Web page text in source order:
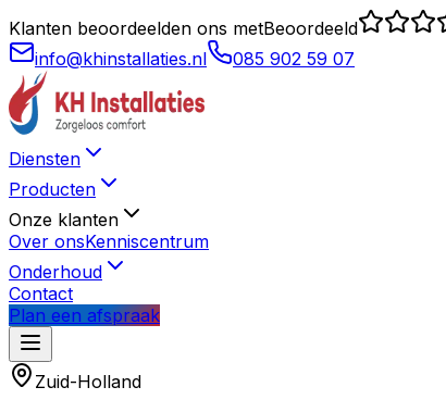
Klanten beoordeelden ons metBeoordeeld
info@khinstallaties.nl
085 902 59 07
Diensten
Producten
Onze klanten
Over onsKenniscentrum
Onderhoud
Contact
Plan een afspraak
Zuid-Holland